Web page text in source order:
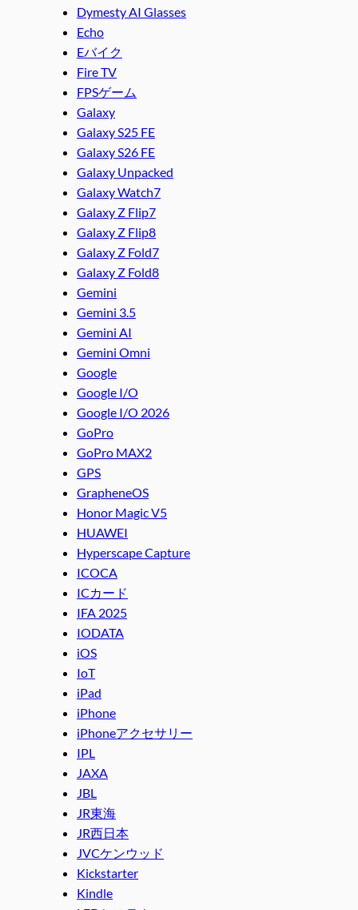
Dymesty AI Glasses
Echo
Eバイク
Fire TV
FPSゲーム
Galaxy
Galaxy S25 FE
Galaxy S26 FE
Galaxy Unpacked
Galaxy Watch7
Galaxy Z Flip7
Galaxy Z Flip8
Galaxy Z Fold7
Galaxy Z Fold8
Gemini
Gemini 3.5
Gemini AI
Gemini Omni
Google
Google I/O
Google I/O 2026
GoPro
GoPro MAX2
GPS
GrapheneOS
Honor Magic V5
HUAWEI
Hyperscape Capture
ICOCA
ICカード
IFA 2025
IODATA
iOS
IoT
iPad
iPhone
iPhoneアクセサリー
IPL
JAXA
JBL
JR東海
JR西日本
JVCケンウッド
Kickstarter
Kindle